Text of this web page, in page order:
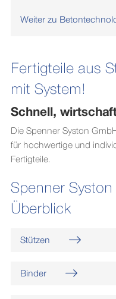
Weiter zu
Fertigteile aus
mit System!
Schnell,
Die Spenner Syston
für hochwertige und
Fertigteile.
Spenner
Überblick
Stützen
Binder